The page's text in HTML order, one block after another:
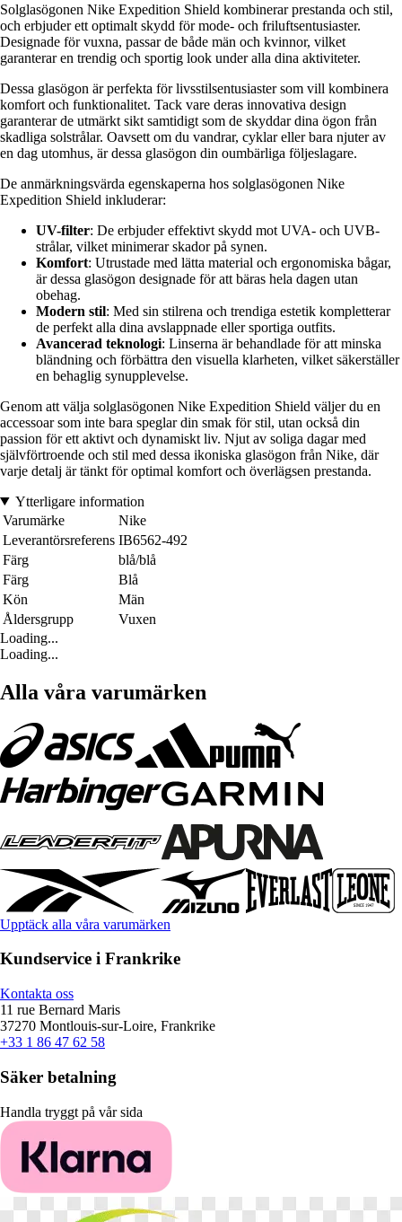
Solglasögonen Nike Expedition Shield kombinerar prestanda och stil,
och erbjuder ett optimalt skydd för mode- och friluftsentusiaster.
Designade för vuxna, passar de både män och kvinnor, vilket
garanterar en trendig och sportig look under alla dina aktiviteter.
Dessa glasögon är perfekta för livsstilsentusiaster som vill kombinera
komfort och funktionalitet. Tack vare deras innovativa design
garanterar de utmärkt sikt samtidigt som de skyddar dina ögon från
skadliga solstrålar. Oavsett om du vandrar, cyklar eller bara njuter av
en dag utomhus, är dessa glasögon din oumbärliga följeslagare.
De anmärkningsvärda egenskaperna hos solglasögonen Nike
Expedition Shield inkluderar:
UV-filter: De erbjuder effektivt skydd mot UVA- och UVB-
strålar, vilket minimerar skador på synen.
Komfort: Utrustade med lätta material och ergonomiska bågar,
är dessa glasögon designade för att bäras hela dagen utan
obehag.
Modern stil: Med sin stilrena och trendiga estetik kompletterar
de perfekt alla dina avslappnade eller sportiga outfits.
Avancerad teknologi: Linserna är behandlade för att minska
bländning och förbättra den visuella klarheten, vilket säkerställer
en behaglig synupplevelse.
Genom att välja solglasögonen Nike Expedition Shield väljer du en
accessoar som inte bara speglar din smak för stil, utan också din
passion för ett aktivt och dynamiskt liv. Njut av soliga dagar med
självförtroende och stil med dessa ikoniska glasögon från Nike, där
varje detalj är tänkt för optimal komfort och överlägsen prestanda.
Ytterligare information
Varumärke
Nike
Leverantörsreferens IB6562-492
Färg
blå/blå
Färg
Blå
Kön
Män
Åldersgrupp
Vuxen
Loading...
Loading...
Alla våra varumärken
Upptäck alla våra varumärken
Kundservice i Frankrike
Kontakta oss
11 rue Bernard Maris
37270 Montlouis-sur-Loire, Frankrike
+33 1 86 47 62 58
Säker betalning
Handla tryggt på vår sida